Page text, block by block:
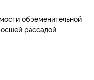
обременительной
рассадой.